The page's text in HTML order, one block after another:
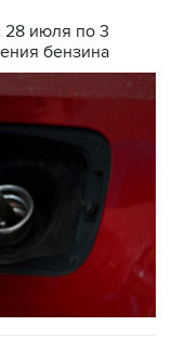
28 июля по 3
бензина